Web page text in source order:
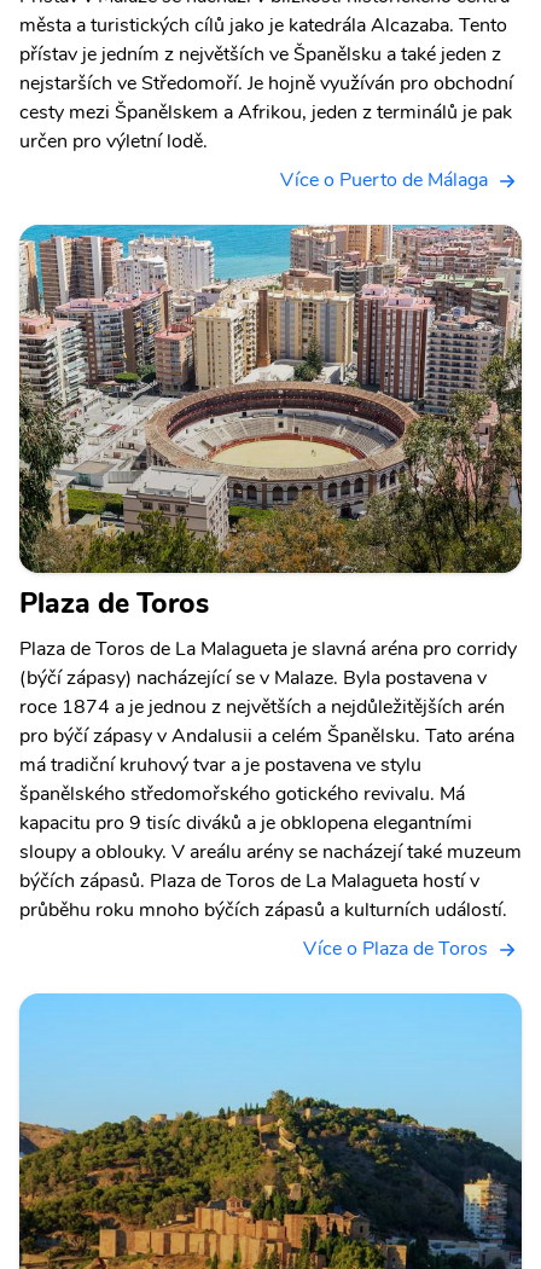
města a turistických cílů jako je katedrála Alcazaba. Tento
přístav je jedním z největších ve Španělsku a také jeden z
nejstarších ve Středomoří. Je hojně využíván pro obchodní
cesty mezi Španělskem a Afrikou, jeden z terminálů je pak
určen pro výletní lodě.
Více o Puerto de Málaga
Plaza de Toros
Plaza de Toros de La Malagueta je slavná aréna pro corridy
(býčí zápasy) nacházející se v Malaze. Byla postavena v
roce 1874 a je jednou z největších a nejdůležitějších arén
pro býčí zápasy v Andalusii a celém Španělsku. Tato aréna
má tradiční kruhový tvar a je postavena ve stylu
španělského středomořského gotického revivalu. Má
kapacitu pro 9 tisíc diváků a je obklopena elegantními
sloupy a oblouky. V areálu arény se nacházejí také muzeum
býčích zápasů. Plaza de Toros de La Malagueta hostí v
průběhu roku mnoho býčích zápasů a kulturních událostí.
Více o Plaza de Toros